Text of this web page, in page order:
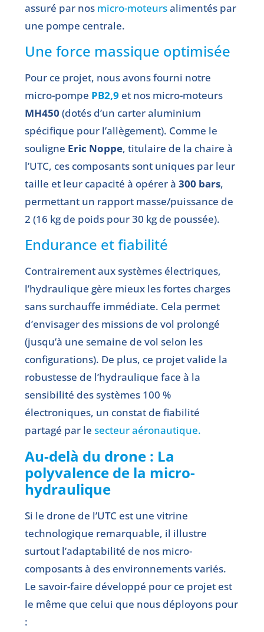
assuré par nos micro-moteursalimentés par
une pompe centrale.
Une force massique optimisée
Pour ce projet, nous avons fourni notre
micro-pompe PB2,9 et nos micro-moteurs
MH450 (dotés d’un carter aluminium
spécifique pour l’allègement). Comme le
souligne Eric Noppe, titulaire de la chaire à
l’UTC, ces composants sont uniques par leur
taille et leur capacité à opérer à300 bars,
permettant un rapport masse/puissance de
2 (16 kg de poids pour 30 kg de poussée).
Endurance et fiabilité
Contrairement aux systèmes électriques,
l’hydraulique gère mieux les fortes charges
sans surchauffe immédiate. Cela permet
d’envisager des missions de vol prolongé
(jusqu’à une semaine de vol selon les
configurations). De plus, ce projet valide la
robustesse de l’hydraulique face à la
sensibilité des systèmes 100 %
électroniques, un constat de fiabilité
partagé par lesecteur aéronautique.
Au-delà du drone : La
polyvalence de la micro-
hydraulique
Si le drone de l’UTC est une vitrine
technologique remarquable, il illustre
surtout l’adaptabilité de nos micro-
composants à des environnements variés.
Le savoir-faire développé pour ce projet est
le même que celui que nous déployons pour
: